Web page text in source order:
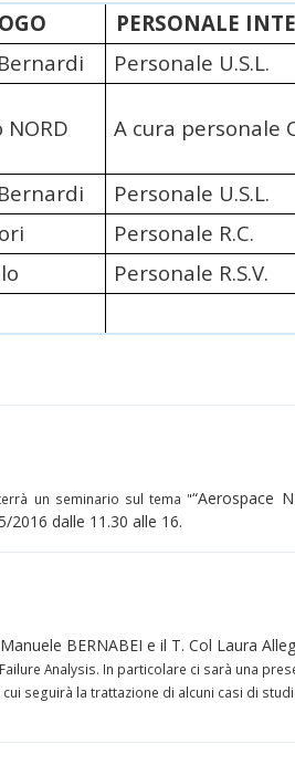
PERSONALE
Personale U.S.L.
NORD A cura personale
Personale U.S.L.
Personale R.C.
Personale R.S.V.
un seminario sul tema "“Aerospace
2016 dalle 11.30 alle 16.
BERNABEI e il T. Col Laura
Analysis. In particolare ci sarà una
seguirà la trattazione di alcuni casi di